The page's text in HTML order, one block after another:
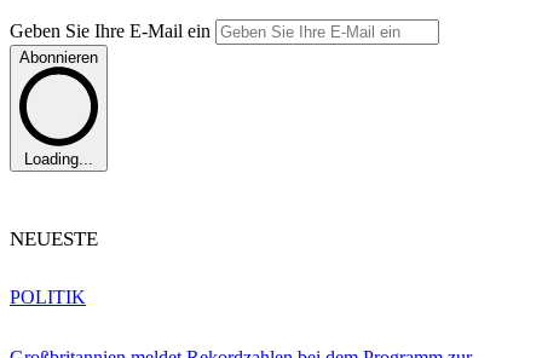
Geben Sie Ihre E-Mail ein
Abonnieren
Loading...
NEUESTE
POLITIK